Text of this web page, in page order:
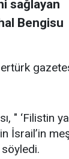
sağlayan
Bengisu
" ‘Filistin
İsrail’in